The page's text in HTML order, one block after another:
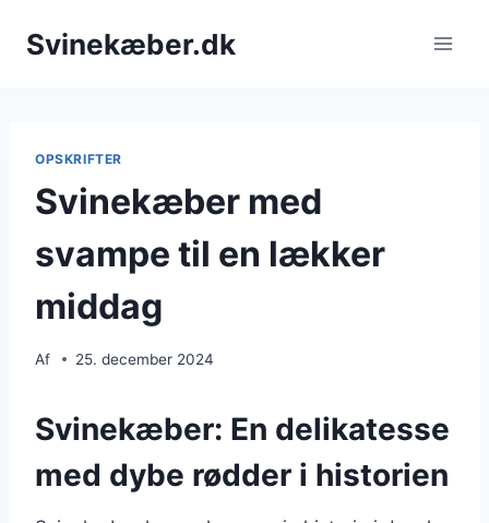
Svinekæber.dk
OPSKRIFTER
Svinekæber med
svampe til en lækker
middag
Af 25. december 2024
Svinekæber: En delikatesse
med dybe rødder i historien